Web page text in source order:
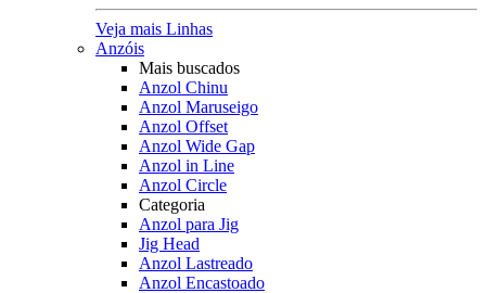
Veja mais Linhas
Anzóis
Mais buscados
Anzol Chinu
Anzol Maruseigo
Anzol Offset
Anzol Wide Gap
Anzol in Line
Anzol Circle
Categoria
Anzol para Jig
Jig Head
Anzol Lastreado
Anzol Encastoado